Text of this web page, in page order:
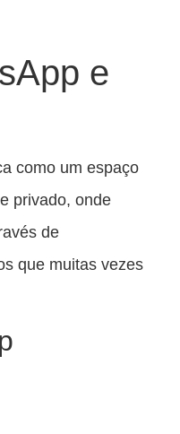
e
como um espaço
privado, onde
de
que muitas vezes